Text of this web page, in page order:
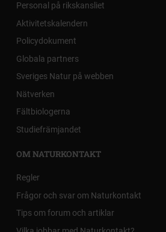
Personal på rikskansliet
Aktivitetskalendern
Policydokument
Globala partners
Sveriges Natur på webben
Nätverken
Fältbiologerna
Studiefrämjandet
OM NATURKONTAKT
Regler
Frågor och svar om Naturkontakt
Tips om forum och artiklar